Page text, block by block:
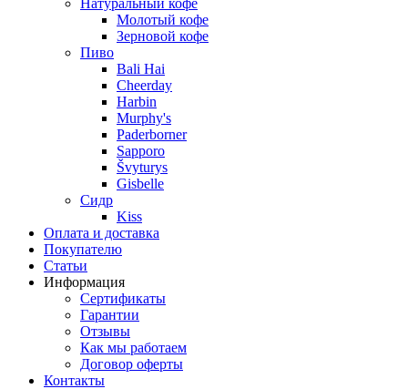
Натуральный кофе
Молотый кофе
Зерновой кофе
Пиво
Bali Hai
Cheerday
Harbin
Murphy's
Paderborner
Sapporo
Švyturys
Gisbelle
Сидр
Kiss
Оплата и доставка
Покупателю
Статьи
Информация
Сертификаты
Гарантии
Отзывы
Как мы работаем
Договор оферты
Контакты